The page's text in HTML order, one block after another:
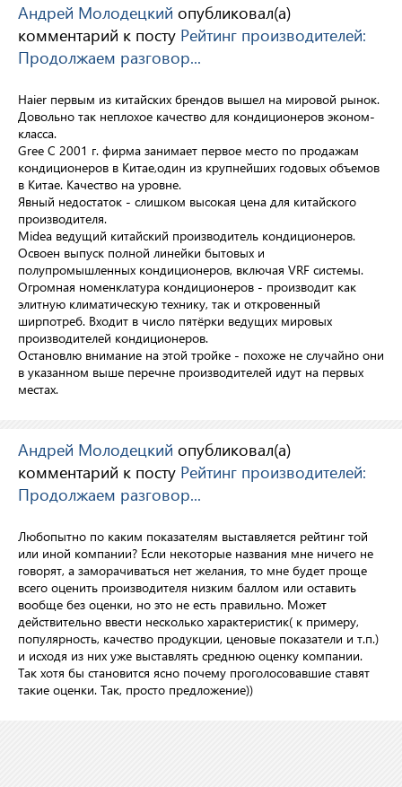
Андрей Молодецкий опубликовал(а)
комментарий к посту Рейтинг производителей:
Продолжаем разговор...
Haier первым из китайских брендов вышел на мировой рынок.
Довольно так неплохое качество для кондиционеров эконом-
класса.
Gree С 2001 г. фирма занимает первое место по продажам
кондиционеров в Китае,один из крупнейших годовых объемов
в Китае. Качество на уровне.
Явный недостаток - слишком высокая цена для китайского
производителя.
Midea ведущий китайский производитель кондиционеров.
Освоен выпуск полной линейки бытовых и
полупромышленных кондиционеров, включая VRF системы.
Огромная номенклатура кондиционеров - производит как
элитную климатическую технику, так и откровенный
ширпотреб. Входит в число пятёрки ведущих мировых
производителей кондиционеров.
Остановлю внимание на этой тройке - похоже не случайно они
в указанном выше перечне производителей идут на первых
местах.
Андрей Молодецкий опубликовал(а)
комментарий к посту Рейтинг производителей:
Продолжаем разговор...
Любопытно по каким показателям выставляется рейтинг той
или иной компании? Если некоторые названия мне ничего не
говорят, а заморачиваться нет желания, то мне будет проще
всего оценить производителя низким баллом или оставить
вообще без оценки, но это не есть правильно. Может
действительно ввести несколько характеристик( к примеру,
популярность, качество продукции, ценовые показатели и т.п.)
и исходя из них уже выставлять среднюю оценку компании.
Так хотя бы становится ясно почему проголосовавшие ставят
такие оценки. Так, просто предложение))